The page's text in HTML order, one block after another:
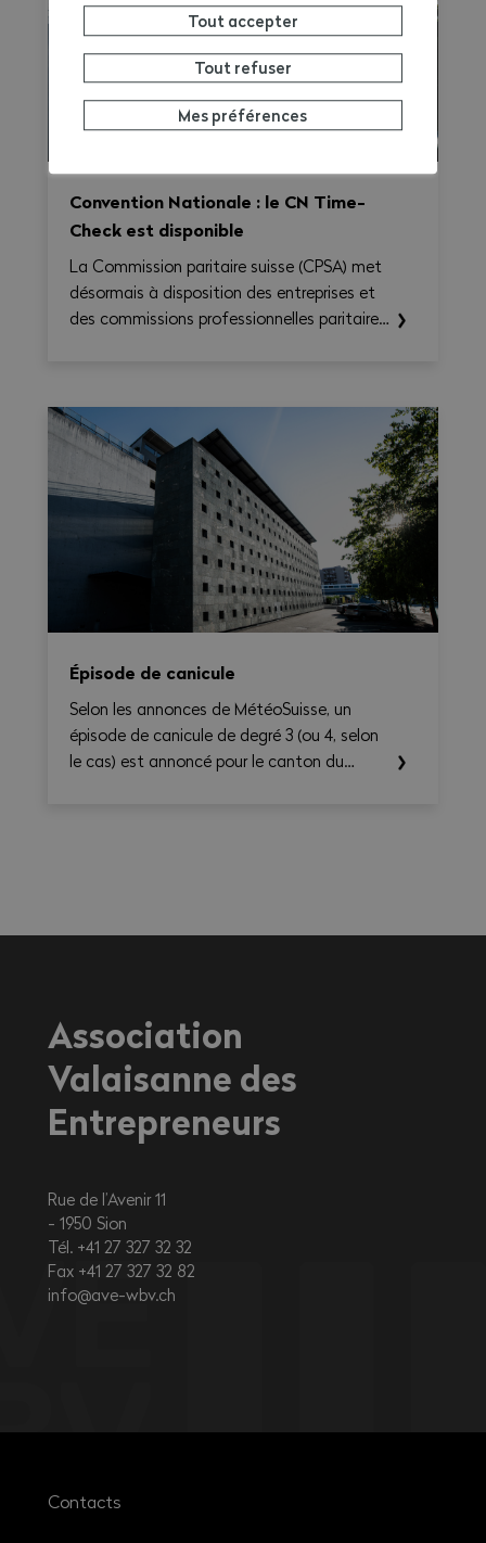
Convention Nationale : le CN Time-
Check est disponible
La Commission paritaire suisse (CPSA) met
désormais à disposition des entreprises et
des commissions professionnelles paritaires
le temps de travail, les heures
supplémentaires, le temps de déplacement
et les éventuels suppléments sur une base
hebdomadaire, tout en générant une
synthèse claire et exportable en PDF.
Épisode de canicule
Selon les annonces de MétéoSuisse, un
épisode de canicule de degré 3 (ou 4, selon
le cas) est annoncé pour le canton du
fortement exposés à la chaleur.
Association
Valaisanne des
Entrepreneurs
Rue de l’Avenir 11
1950 Sion
Tél. +41 27 327 32 32
Fax +41 27 327 32 82
info@ave-wbv.ch
Contacts
Tout accepter
Tout refuser
Mes préférences